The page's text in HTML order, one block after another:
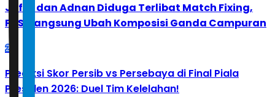
Jafar dan Adnan Diduga Terlibat Match Fixing,
PBSI Langsung Ubah Komposisi Ganda Campuran
2
Prediksi Skor Persib vs Persebaya di Final Piala
Presiden 2026: Duel Tim Kelelahan!